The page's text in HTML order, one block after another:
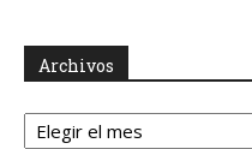
Archivos
Archivos